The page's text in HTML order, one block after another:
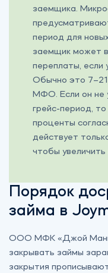
заемщика.
период для
заемщик может
переплаты, если
Обычно это
МФО. Если он не
грейс-период,
проценты
действует
чтобы
Порядок
займа в
ООО МФК «Джой
закрывать займы
закрытия